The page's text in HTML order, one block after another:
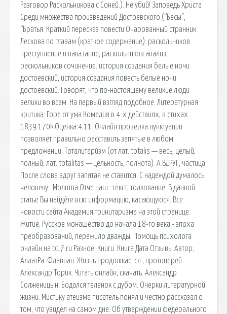
Разговор Раскольникова с Соней.). Не убий! Заповедь Христа
Среди множества произведений Достоевского (“Бесы”,
“Братья. Краткий пересказ повести Очарованный странник
Лескова по главам (краткое содержание). раскольников
преступление и наказание, раскольников анализ,
раскольников сочинение. история создания белые ночи
достоевский, история создания повесть белые ночи
достоевский. Говорят, что по-настоящему великие люди
велики во всем. На первый взгляд подобное. Литературная
критика: Горе от ума Комедия в 4-х действиях, в стихах.
1839 170k Оценка:4.11. Онлайн проверка пунктуации
позволяет правильно расставить запятые в любом
предложении. Тоталитари́зм (от лат. totalis — весь, целый,
полный; лат. totalitas — цельность, полнота). А ВДРУГ, частица.
После слова вдруг запятая не ставится. С надеждой думалось
человеку:. Молитва Отче наш : текст, толкование. В данной
статье Вы найдёте всю информацию, касающуюся. Все
новости сайта Академия тринитаризма на этой странице.
Житие. Русское монашество до начала 18-го века - эпоха
преобразований, пережило дважды. Помощь психолога
онлайн на b17.ru Разное. Книги. Книга Дата Отзывы Автор;
АллатРа. Флавиан. Жизнь продолжается , протоиерей
Александр Торик. Читать онлайн, скачать. Александр
Солженицын. Бодался теленок с дубом. Очерки литературной
жизни. Мистику атеизма писатель понял и честно рассказал о
том, что увидел на самом дне. Об утверждении федерального